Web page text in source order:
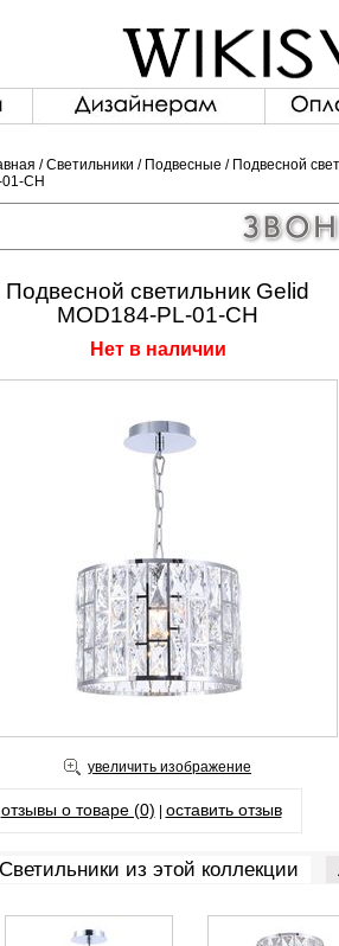
/Светильники / Подвесные / Подвесной
01-CH
Подвесной светильник Gelid
MOD184-PL-01-CH
Нет в наличии
увеличить изображение
отзывы о товаре (0) оставить отзыв
Cветильники из этой коллекции